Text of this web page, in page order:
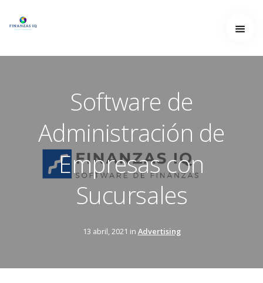
Software de
Administración de
Empresas con
Sucursales
13 abril, 2021 in Advertising